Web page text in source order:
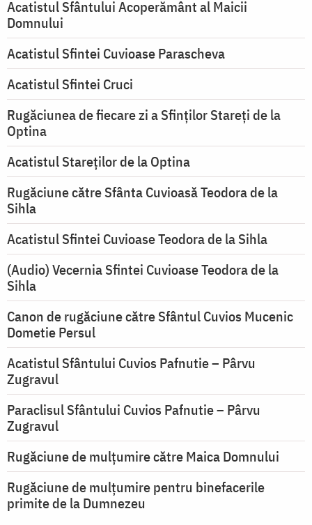
Acatistul Sfântului Acoperământ al Maicii
Domnului
Acatistul Sfintei Cuvioase Parascheva
Acatistul Sfintei Cruci
Rugăciunea de fiecare zi a Sfinților Stareți de la
Optina
Acatistul Stareţilor de la Optina
Rugăciune către Sfânta Cuvioasă Teodora de la
Sihla
Acatistul Sfintei Cuvioase Teodora de la Sihla
(Audio) Vecernia Sfintei Cuvioase Teodora de la
Sihla
Canon de rugăciune către Sfântul Cuvios Mucenic
Dometie Persul
Acatistul Sfântului Cuvios Pafnutie – Pârvu
Zugravul
Paraclisul Sfântului Cuvios Pafnutie – Pârvu
Zugravul
Rugăciune de mulţumire către Maica Domnului
Rugăciune de mulțumire pentru binefacerile
primite de la Dumnezeu